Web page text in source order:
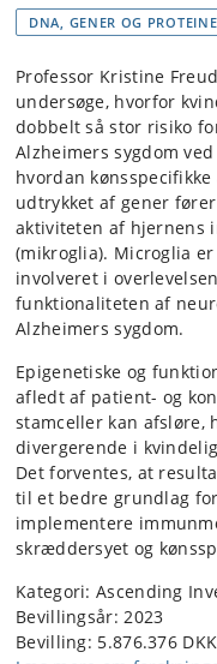
DNA, GENER OG
Professor Kristine
undersøge, hvorfor
dobbelt så stor risiko
Alzheimers sygdom
hvordan
udtrykket af gener
aktiviteten af ​​hjernens
(mikroglia). Microglia
involveret i
funktionaliteten af
Alzheimers sygdom.
Epigenetiske og
afledt af patient- og
stamceller kan afsløre,
divergerende i
Det forventes, at
til et bedre grundlag
implementere
skræddersyet og
Kategori: Ascending
Bevillingsår:2023
Bevilling: 5.876.376 DKK